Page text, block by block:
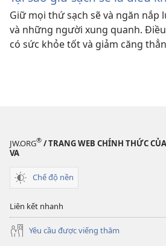
Giữ mọi thứ sạch sẽ và ngăn nắp
và những người xung quanh.
có sức khỏe tốt và giảm căng
JW.ORG® / TRANG WEB CHÍNH THỨC
VA
Chế độ nền
Liên kết nhanh
Yêu cầu được viếng thăm